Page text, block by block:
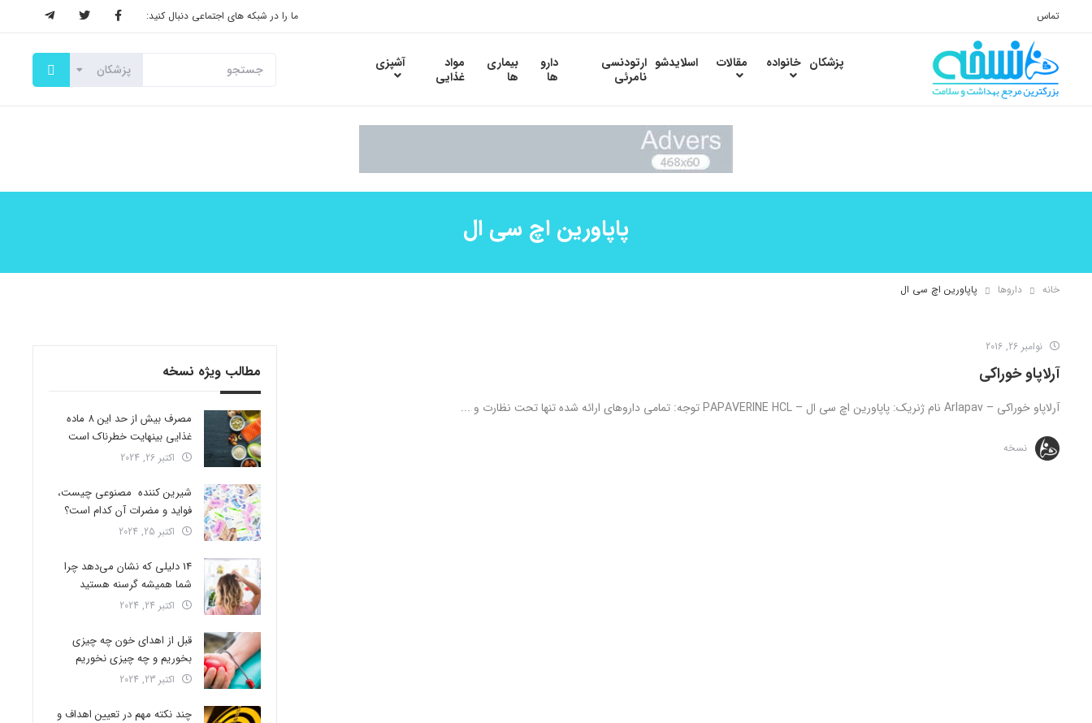
تماس ما را در شبکه های اجتماعی دنبال کنید:
پزشکان خانواده مقالات اسلایدشو ارتودنسی
نامرئی
دارو
ها
بیماری
ها
مواد
غذایی
آشپزی
پاپاورین اچ سی ال
خانه داروها پاپاورین اچ سی ال
نوامبر 26, 2016
آرلاپاو خوراکی
آرلاپاو خوراکی – Arlapav نام ژنریک: پاپاورین اچ سی ال – PAPAVERINE HCL توجه: تمامی داروهای ارائه شده تنها تحت نظارت و ...
نسخه
مطالب ویژه نسخه
مصرف بیش از حد این 8 ماده
غذایی بینهایت خطرناک است
اکتبر 26, 2024
شیرین کننده مصنوعی چیست،
فواید و مضرات آن کدام است؟
اکتبر 25, 2024
14 دلیلی که نشان می‌دهد چرا
شما همیشه گرسنه هستید
اکتبر 24, 2024
قبل از اهدای خون چه چیزی
بخوریم و چه چیزی نخوریم
اکتبر 23, 2024
چند نکته مهم در تعیین اهداف و